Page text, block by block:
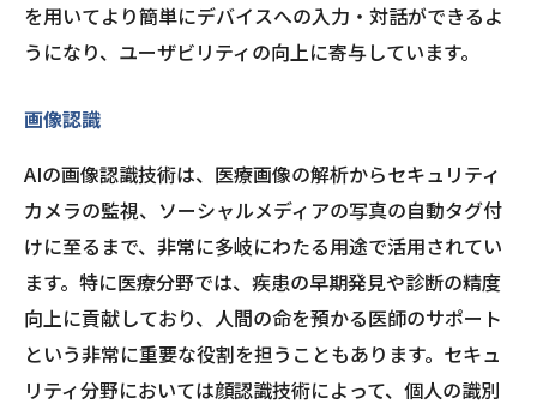
を用いてより簡単にデバイスへの入力・対話ができるよ
うになり、ユーザビリティの向上に寄与しています。
画像認識
AIの画像認識技術は、医療画像の解析からセキュリティ
カメラの監視、ソーシャルメディアの写真の自動タグ付
けに至るまで、非常に多岐にわたる用途で活用されてい
ます。特に医療分野では、疾患の早期発見や診断の精度
向上に貢献しており、人間の命を預かる医師のサポート
という非常に重要な役割を担うこともあります。セキュ
リティ分野においては顔認識技術によって、個人の識別